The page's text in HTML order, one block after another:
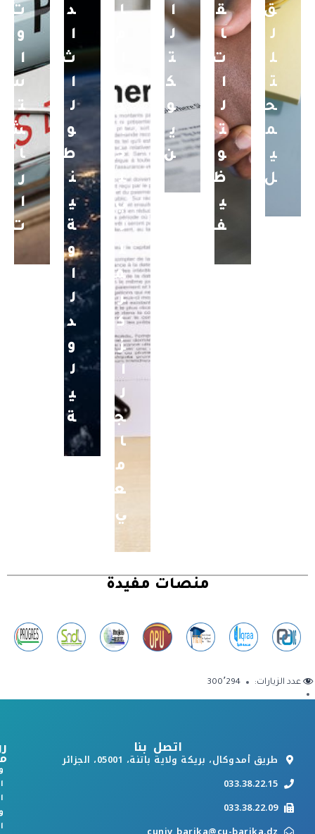
ق
ل
ل
ت
ح
م
ي
ل
ق
ا
ت
ا
ل
ت
و
ظ
ي
ف
ا
ل
ت
ك
و
ي
ن
ا
ل
د
ا
خ
ل
ي
ل
ل
م
ر
ك
ز
ا
ل
ج
ا
م
ع
ي
د
ا
ث
ا
ل
و
ط
ن
ي
ة
و
ا
ل
د
و
ل
ي
ة
ت
و
ا
س
ت
ش
ا
ر
ا
ت
منصات مفيدة
عدد الزيارات: 300٬294
اتصل بنا
طريق أمدوكال، بريكة ولاية باتنة، 05001، الجزائر
033.38.22.15
033.38.22.09